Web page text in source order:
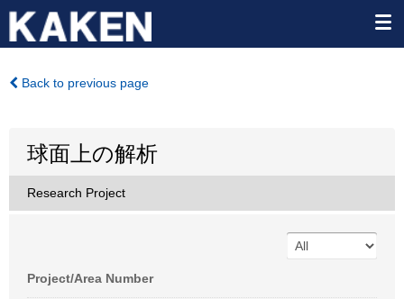
Back to previous page
球面上の解析
Research Project
Project/Area Number